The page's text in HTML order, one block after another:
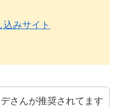
みサイト
さんが推奨されてます